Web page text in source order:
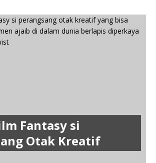
Fantasy si
Otak Kreatif